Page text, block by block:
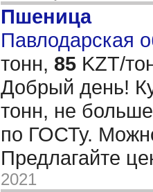
Пшеница
Павлодарская
тонн, 85 KZT/
Добрый день!
тонн, не
по ГОСТу.
Предлагайте
2021